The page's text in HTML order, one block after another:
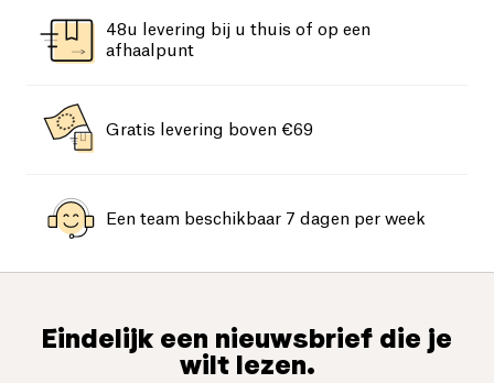
48u levering bij u thuis of op een
afhaalpunt
Gratis levering boven €69
Een team beschikbaar 7 dagen per week
Eindelijk een nieuwsbrief die je
wilt lezen.